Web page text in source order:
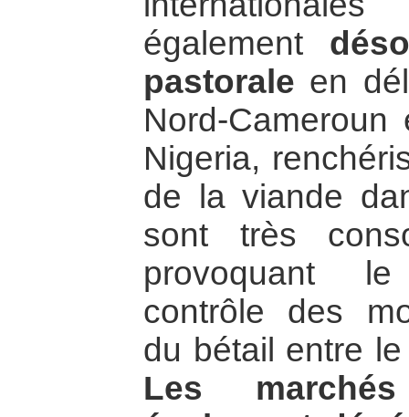
également
pastorale en
Nord-
Nigeria,
de la viande
sont très
provoquant
contrôle des
du bétail entre
Les